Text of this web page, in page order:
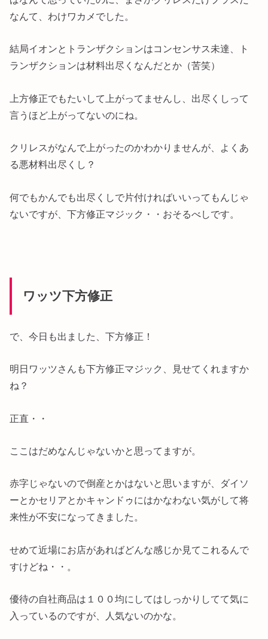
なんて、わけワカメでした。
結局イオンとトランザクションはコンセンサス未達、ト
ランザクションは材料出尽くなんだとか（苦笑）
上方修正でもたいして上がってませんし、出尽くしって
言うほど上がってないのにね。
クリレスがなんで上がったのかわかりませんが、よくあ
る悪材料出尽くし？
何でもかんでも出尽くしで片付ければいいってもんじゃ
ないですが、下方修正マジック・・おそるべしです。
ワッツ下方修正
で、今日も出ました、下方修正！
明日ワッツさんも下方修正マジック、見せてくれますか
ね？
正直・・
ここはだめなんじゃないかと思ってますが。
赤字じゃないので倒産とかはないと思いますが、ダイソ
ーとかセリアとかキャンドゥにはかなわない気がして将
来性が不安になってきました。
せめて近場にお店があればどんな感じか見てこれるんで
すけどね・・。
優待の自社商品は１００均にしてはしっかりしてて気に
入っているのですが、人気ないのかな。